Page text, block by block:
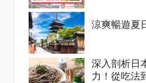
涼爽暢遊夏
深入剖析日
力！從吃法